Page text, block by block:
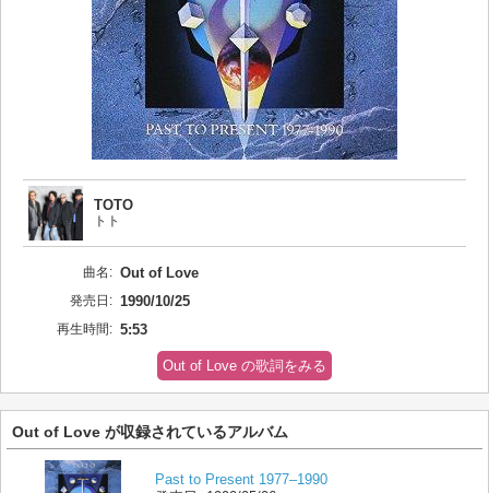
TOTO
トト
曲名: Out of Love
発売日: 1990/10/25
再生時間: 5:53
Out of Love の歌詞をみる
Out of Love が収録されているアルバム
Past to Present 1977–1990